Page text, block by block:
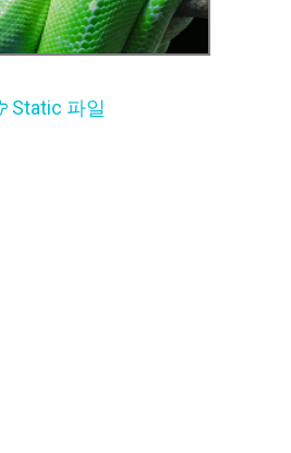
Static 파일